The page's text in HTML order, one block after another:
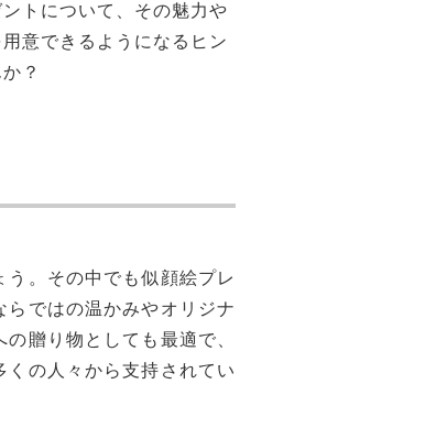
トについて、その魅力や
意できるようになるヒン
？
。その中でも似顔絵プレ
ではの温かみやオリジナ
贈り物としても最適で、
の人々から支持されてい